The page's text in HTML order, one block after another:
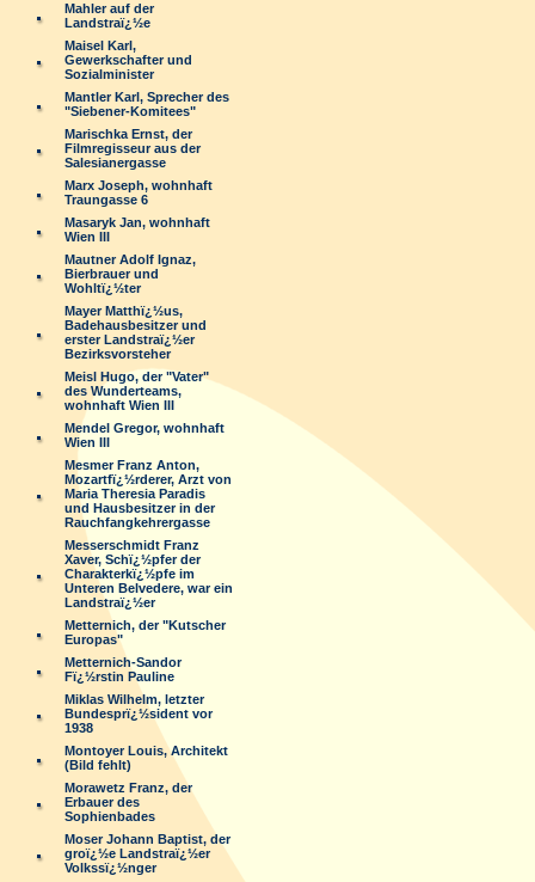
Mahler auf der
Landstraï¿½e
Maisel Karl,
Gewerkschafter und
Sozialminister
Mantler Karl, Sprecher des
"Siebener-Komitees"
Marischka Ernst, der
Filmregisseur aus der
Salesianergasse
Marx Joseph, wohnhaft
Traungasse 6
Masaryk Jan, wohnhaft
Wien III
Mautner Adolf Ignaz,
Bierbrauer und
Wohltï¿½ter
Mayer Matthï¿½us,
Badehausbesitzer und
erster Landstraï¿½er
Bezirksvorsteher
Meisl Hugo, der "Vater"
des Wunderteams,
wohnhaft Wien III
Mendel Gregor, wohnhaft
Wien III
Mesmer Franz Anton,
Mozartfï¿½rderer, Arzt von
Maria Theresia Paradis
und Hausbesitzer in der
Rauchfangkehrergasse
Messerschmidt Franz
Xaver, Schï¿½pfer der
Charakterkï¿½pfe im
Unteren Belvedere, war ein
Landstraï¿½er
Metternich, der "Kutscher
Europas"
Metternich-Sandor
Fï¿½rstin Pauline
Miklas Wilhelm, letzter
Bundesprï¿½sident vor
1938
Montoyer Louis, Architekt
(Bild fehlt)
Morawetz Franz, der
Erbauer des
Sophienbades
Moser Johann Baptist, der
groï¿½e Landstraï¿½er
Volkssï¿½nger